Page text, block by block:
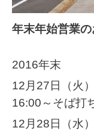
年末年始営業の
2016年末
12月27日（火
16:00～そば打
12月28日（水